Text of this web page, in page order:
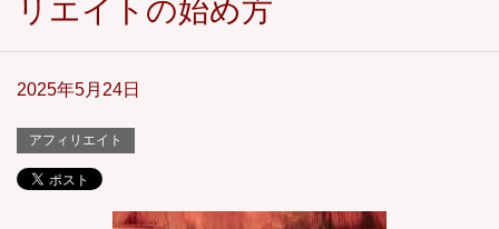
リエイトの始め方
2025年5月24日
アフィリエイト